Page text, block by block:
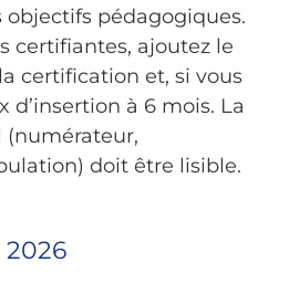
objectifs pédagogiques.
certifiantes, ajoutez le
certification et, si vous
d’insertion à 6 mois. La
(numérateur,
doit être lisible.
2026